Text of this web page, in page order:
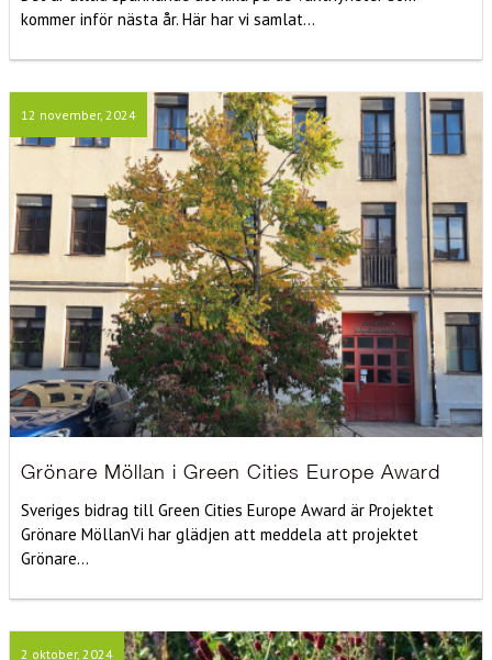
kommer inför nästa år. Här har vi samlat...
12 november, 2024
Grönare Möllan i Green Cities Europe Award
Sveriges bidrag till Green Cities Europe Award är Projektet
Grönare MöllanVi har glädjen att meddela att projektet
Grönare...
2 oktober, 2024